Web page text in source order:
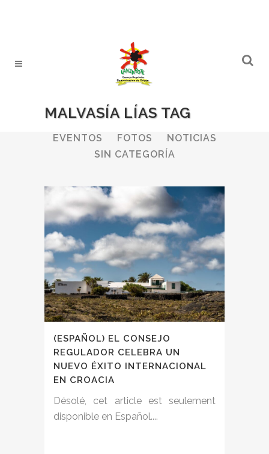
MALVASÍA LÍAS TAG
ALL BODEGAS
BOLETINES
EVENTOS
FOTOS
NOTICIAS
SIN CATEGORÍA
(ESPAÑOL) EL CONSEJO
REGULADOR CELEBRA UN
NUEVO ÉXITO INTERNACIONAL
EN CROACIA
Désolé, cet article est seulement
disponible en Español....